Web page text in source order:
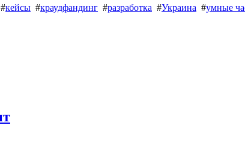
#кейсы #краудфандинг #разработка #Украина #умные